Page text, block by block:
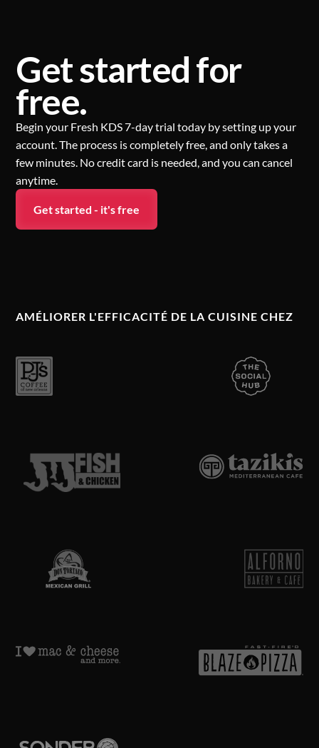
Get started for
free.
Begin your Fresh KDS 7-day trial today by setting up your
account. The process is completely free, and only takes a
few minutes. No credit card is needed, and you can cancel
anytime.
Get started - it's free
AMÉLIORER L'EFFICACITÉ DE LA CUISINE CHEZ